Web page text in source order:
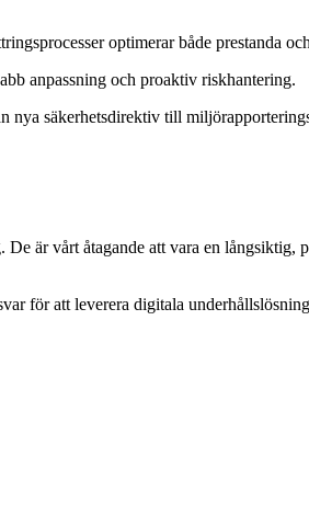
optimerar både prestanda
anpassning och proaktiv riskhantering.
nya säkerhetsdirektiv till
är vårt åtagande att vara en långsiktig,
för att leverera digitala